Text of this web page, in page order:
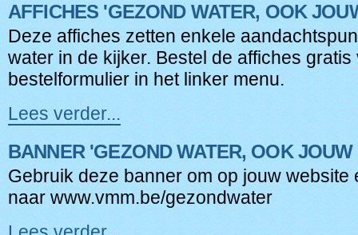
water,
ook
jouw
zorg'
-
AFFICHES 'GEZOND WATER, OOK
Deze affiches zetten enkele
water in de kijker. Bestel de affiches gratis
bestelformulier in het linker menu.
Affiches
'Gezond
water,
ook
jouw
zorg'
-
Lees verder...
BANNER 'GEZOND WATER, OOK
Gebruik deze banner om op jouw website
naar www.vmm.be/gezondwater
Banner